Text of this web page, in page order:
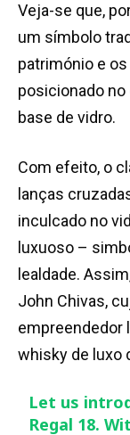
Veja-se que,
um símbolo
património e
posicionado
base de vidro.
Com efeito, o
lanças
inculcado no
luxuoso –
lealdade.
John Chivas,
empreendedor
whisky de luxo
Let us
Regal 18.